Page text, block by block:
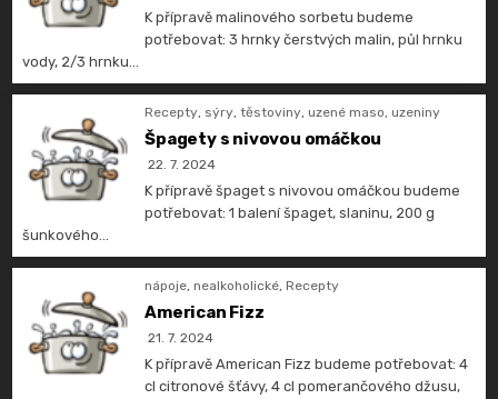
K přípravě malinového sorbetu budeme
potřebovat: 3 hrnky čerstvých malin, půl hrnku
vody, 2/3 hrnku…
Recepty, sýry,těstoviny,uzené maso, uzeniny
Špagety s nivovou omáčkou
22. 7. 2024
K přípravě špaget s nivovou omáčkou budeme
potřebovat: 1 balení špaget, slaninu, 200 g
šunkového…
nápoje,nealkoholické,Recepty
American Fizz
21. 7. 2024
K přípravě American Fizz budeme potřebovat: 4
cl citronové šťávy, 4 cl pomerančového džusu,